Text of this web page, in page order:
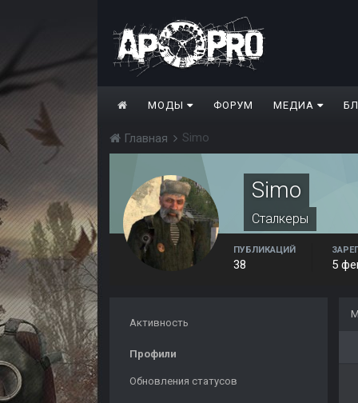
МОДЫ ФОРУМ МЕДИА
Главная Simo
Simo
Сталкеры
ПУБЛИКАЦИЙ
38 5
Активность
Профили
Обновления статусов